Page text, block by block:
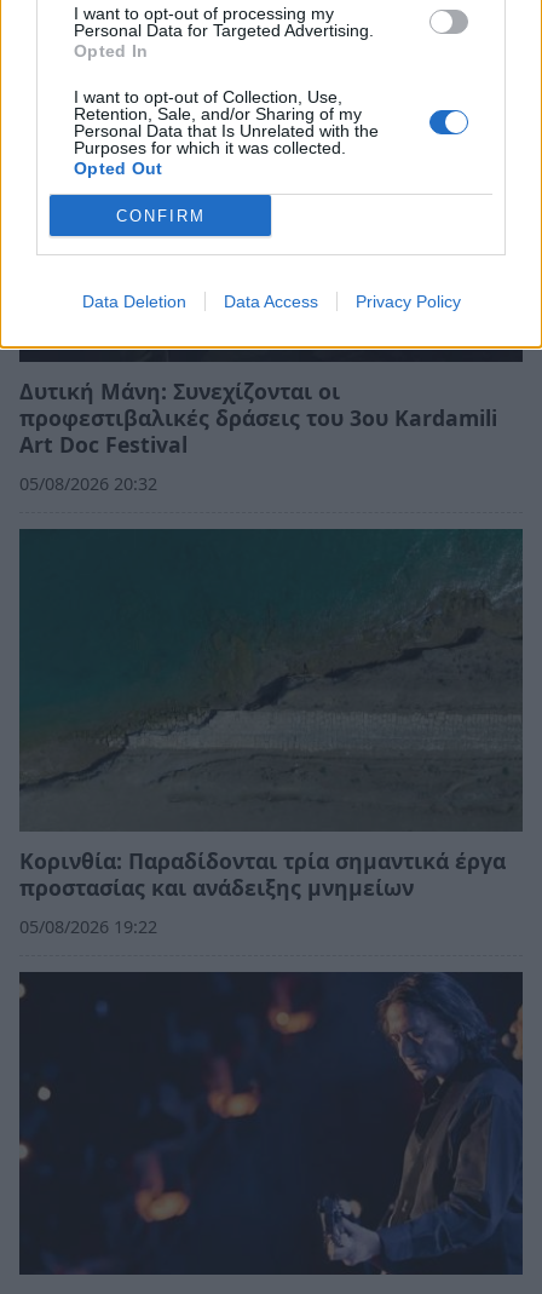
I want to opt-out of processing my
Personal Data for Targeted Advertising.
Opted In
I want to opt-out of Collection, Use,
Retention, Sale, and/or Sharing of my
Personal Data that Is Unrelated with the
Purposes for which it was collected.
Opted Out
CONFIRM
Data Deletion Data Access Privacy Policy
Δυτική Μάνη: Συνεχίζονται οι
προφεστιβαλικές δράσεις του 3ου Kardamili
Art Doc Festival
05/08/2026 20:32
Κορινθία: Παραδίδονται τρία σημαντικά έργα
προστασίας και ανάδειξης μνημείων
05/08/2026 19:22